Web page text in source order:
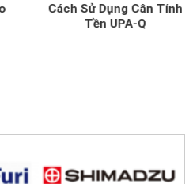
Cách Sử Dụng Cân Tính
Tền UPA-Q